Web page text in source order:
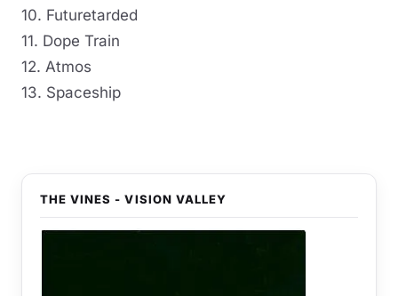
10. Futuretarded
11. Dope Train
12. Atmos
13. Spaceship
THE VINES - VISION VALLEY